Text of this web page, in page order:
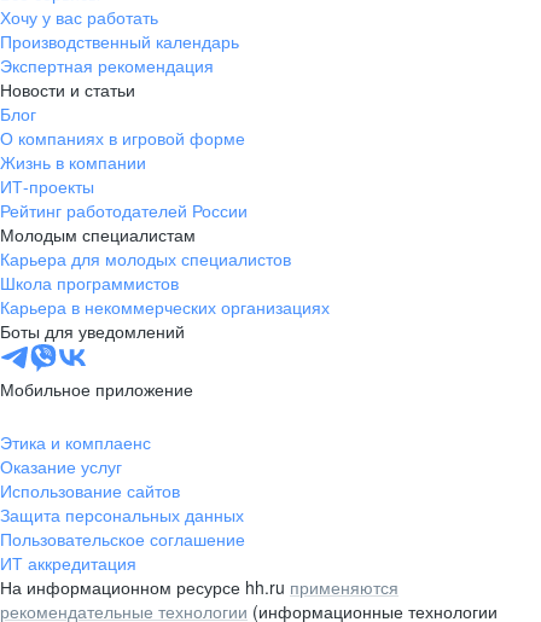
Хочу у вас работать
Производственный календарь
Экспертная рекомендация
Новости и статьи
Блог
О компаниях в игровой форме
Жизнь в компании
ИТ-проекты
Рейтинг работодателей России
Молодым специалистам
Карьера для молодых специалистов
Школа программистов
Карьера в некоммерческих организациях
Боты для уведомлений
Мобильное приложение
Этика и комплаенс
Оказание услуг
Использование сайтов
Защита персональных данных
Пользовательское соглашение
ИТ аккредитация
На информационном ресурсе hh.ru применяются
рекомендательные технологии (информационные технологии